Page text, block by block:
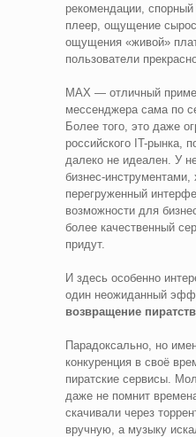
рекомендации,
плеер, ощущение
ощущения «живой»
пользователи
MAX — отличный
мессенджера сама по
Более того, это даже
российского IT-рынка,
далеко не идеален. У
бизнес-инструментами,
перегруженный
возможности для
более качественный
придут.
И здесь особенно
один неожиданный
возвращение
Парадоксально, но
конкуренция в своё
пиратские сервисы.
даже не помнит
скачивали через
вручную, а музыку